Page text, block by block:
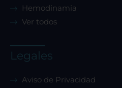
Hemodinamia
Ver todos
Legales
Aviso de Privacidad